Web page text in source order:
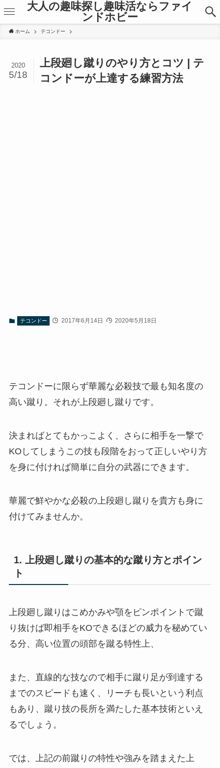
大人の趣味探し趣味活ならファイ
ンドホビー
ホーム テコンドー
上段廻し蹴りのやり方とコツ | テ
コンドーが上達する練習方法
2020
5/18
テコンドー 2017年6月14日 2020年5月18日
テコンドーに限らず華麗な必殺技で最も知名度の
高い蹴り。それが上段廻し蹴りです。
決まればとてもかっこよく、さらに相手を一撃で
KOしてしまうこの技も段階をおって正しいやり方
を身に付ければ簡単に自分の武器にできます。
華麗で鮮やかな必殺の上段廻し蹴りを貴方も身に
付けてみませんか。
1. 上段廻し蹴りの基本的な蹴り方とポイン
ト
上段廻し蹴りはこめかみや顎をピンポイントで蹴
り抜けば即相手をKOできるほどの威力を秘めてい
る分、高い位置の頭部を蹴る特性上、
また、直線的な技なので相手に蹴り足が到達する
までのスピードも速く、リーチも長いという利点
もあり、蹴り技の長所を満たした基本技術といえ
るでしょう。
では、上記の前蹴りの特性や強みを踏まえた上